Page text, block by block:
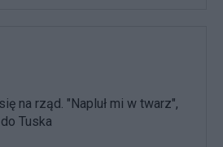
na rząd. "Napluł mi w twarz",
Tuska